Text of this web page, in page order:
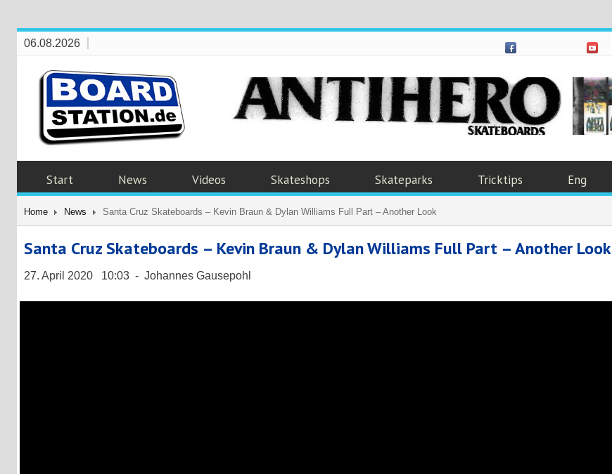
06.08.2026
Start News Videos Skateshops Skateparks Tricktips Eng
Home News Santa Cruz Skateboards – Kevin Braun & Dylan Williams Full Part – Another Look
Santa Cruz Skateboards – Kevin Braun & Dylan Williams Full Part – Another Look
27. April 2020 10:03 - Johannes Gausepohl